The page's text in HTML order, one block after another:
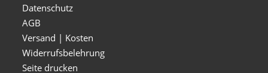
Datenschutz
AGB
Versand | Kosten
Widerrufsbelehrung
Seite drucken